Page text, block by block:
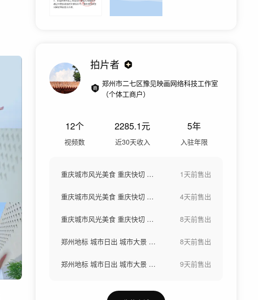
拍片者
郑州市二七区豫见映画网络科技工作室
（个体工商户）
12个
视频数
2285.1元
近30天收入
5年
入驻年限
重庆城市风光美食 重庆快切 重庆网红景点 1天前售出
重庆城市风光美食 重庆快切 重庆网红景点 4天前售出
重庆城市风光美食 重庆快切 重庆网红景点 8天前售出
郑州地标 城市日出 城市大景 社会发展 8天前售出
郑州地标 城市日出 城市大景 社会发展 9天前售出